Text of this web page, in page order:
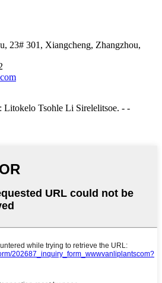
23# 301, Xiangcheng, Zhangzhou,
Tsohle Li Sirelelitsoe. - -